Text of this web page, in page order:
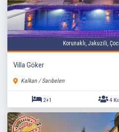
Korunaklı, Jakuzili,
Villa Göker
Kalkan / Sarıbelen